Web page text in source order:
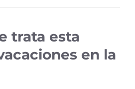
trata esta
en la